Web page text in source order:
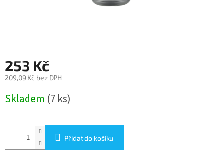
253 Kč
209,09 Kč bez DPH
cena:
Skladem (7 ks)
Přidat do košíku